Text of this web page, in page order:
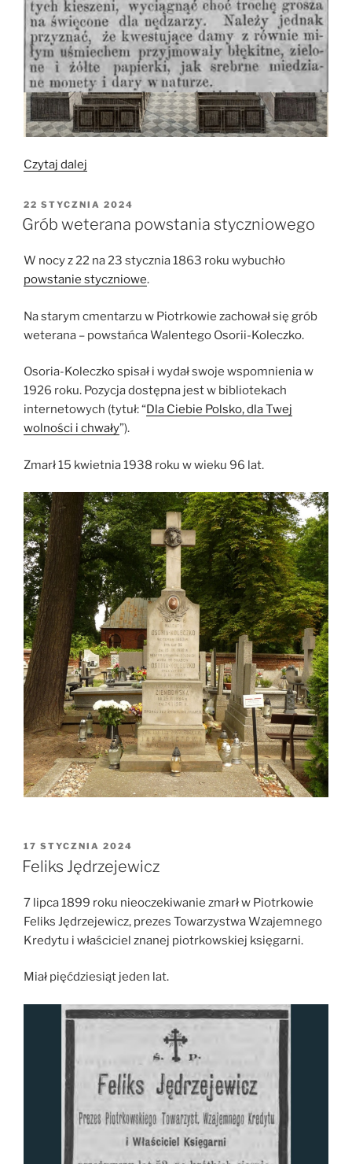
Czytaj dalej
OPUBLIKOWANE
W
22 STYCZNIA 2024
Grób weterana powstania styczniowego
W nocy z 22 na 23 stycznia 1863 roku wybuchło
powstanie styczniowe.
Na starym cmentarzu w Piotrkowie zachował się grób
weterana – powstańca Walentego Osorii-Koleczko.
Osoria-Koleczko spisał i wydał swoje wspomnienia w
1926 roku. Pozycja dostępna jest w bibliotekach
internetowych (tytuł: “ Dla Ciebie Polsko, dla Twej
wolności i chwały”).
Zmarł 15 kwietnia 1938 roku w wieku 96 lat.
OPUBLIKOWANE
W
17 STYCZNIA 2024
Feliks Jędrzejewicz
7 lipca 1899 roku nieoczekiwanie zmarł w Piotrkowie
Feliks Jędrzejewicz, prezes Towarzystwa Wzajemnego
Kredytu i właściciel znanej piotrkowskiej księgarni.
Miał pięćdziesiąt jeden lat.